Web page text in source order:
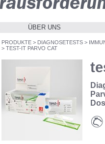
ÜBER UNS
PRODUKTE> DIAGNOSETESTS>
> TEST-IT PARVO CAT